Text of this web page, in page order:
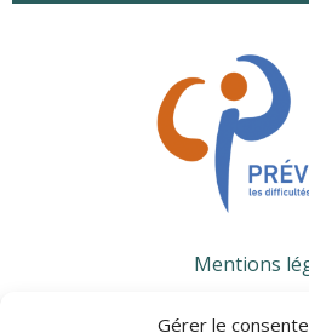
Gérer le
Mentions